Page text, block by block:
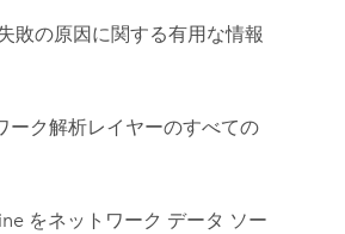
敗の原因に関する有用な情報
ーク解析レイヤーのすべての
をネットワーク データ ソー